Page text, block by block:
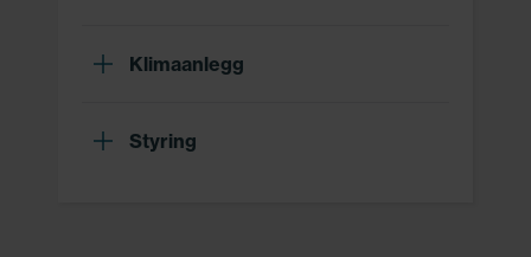
Klimaanlegg
Styring